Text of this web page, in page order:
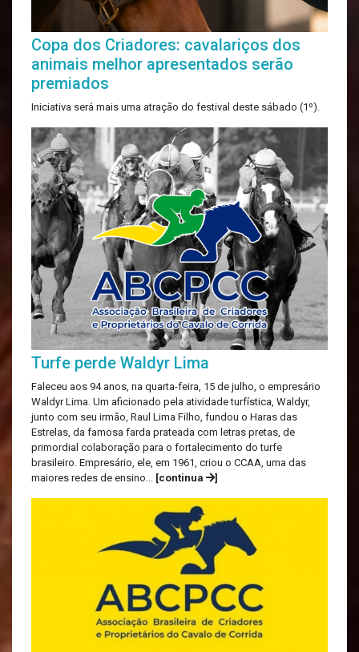
Copa dos Criadores: cavalariços dos
animais melhor apresentados serão
premiados
Iniciativa será mais uma atração do festival deste sábado (1º).
Turfe perde Waldyr Lima
Faleceu aos 94 anos, na quarta-feira, 15 de julho, o empresário
Waldyr Lima. Um aficionado pela atividade turfística, Waldyr,
junto com seu irmão, Raul Lima Filho, fundou o Haras das
Estrelas, da famosa farda prateada com letras pretas, de
primordial colaboração para o fortalecimento do turfe
brasileiro. Empresário, ele, em 1961, criou o CCAA, uma das
maiores redes de ensino... [continua ]